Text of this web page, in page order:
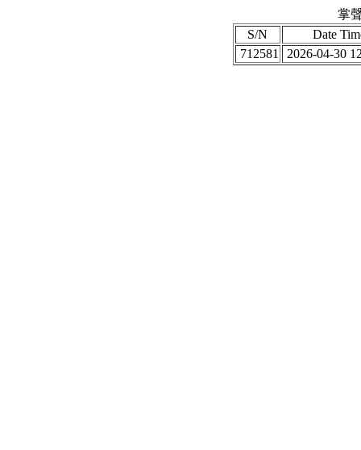
掌
S/N
Date
712581
2026-04-30